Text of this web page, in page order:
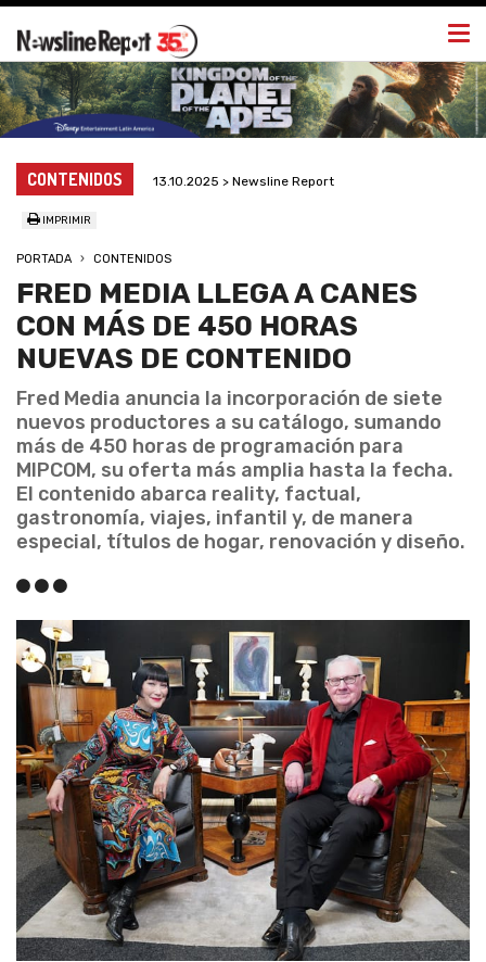
CONTENIDOS 13.10.2025 > Newsline Report
IMPRIMIR
PORTADA CONTENIDOS
FRED MEDIA LLEGA A CANES
CON MÁS DE 450 HORAS
NUEVAS DE CONTENIDO
Fred Media anuncia la incorporación de siete
nuevos productores a su catálogo, sumando
más de 450 horas de programación para
MIPCOM, su oferta más amplia hasta la fecha.
El contenido abarca reality, factual,
gastronomía, viajes, infantil y, de manera
especial, títulos de hogar, renovación y diseño.